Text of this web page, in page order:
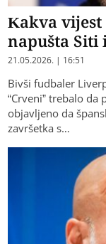
Kakva
napušta Siti
21.05.2026. | 16:51
​Bivši fudbaler
“Crveni” trebalo
objavljeno da
završetka s…